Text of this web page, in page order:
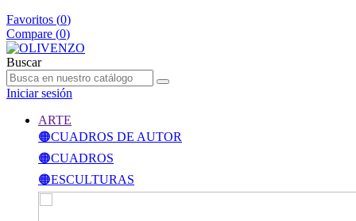
Favoritos (0)
Compare (0)
Buscar
Iniciar sesión
ARTE
🟠CUADROS DE AUTOR
🟠CUADROS
🟠ESCULTURAS